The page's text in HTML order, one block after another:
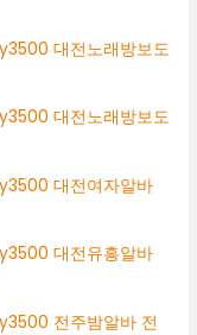
대전노래방보도
대전노래방보도
대전여자알바
대전유흥알바
전주밤알바 전